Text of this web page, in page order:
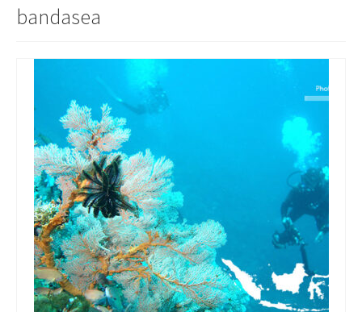
摄影比赛
话题焦点
关于我们
bandasea